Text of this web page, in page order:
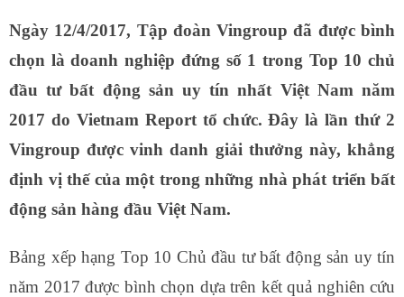
Ngày 12/4/2017, Tập đoàn Vingroup đã được bình
chọn là doanh nghiệp đứng số 1 trong Top 10 chủ
đầu tư bất động sản uy tín nhất Việt Nam năm
2017 do Vietnam Report tổ chức. Đây là lần thứ 2
Vingroup được vinh danh giải thưởng này, khẳng
định vị thế của một trong những nhà phát triển bất
động sản hàng đầu Việt Nam.
Bảng xếp hạng Top 10 Chủ đầu tư bất động sản uy tín
năm 2017 được bình chọn dựa trên kết quả nghiên cứu